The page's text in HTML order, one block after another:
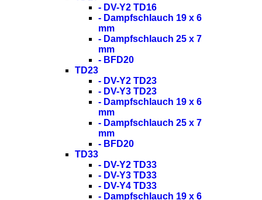
- DV-Y2 TD16
- Dampfschlauch 19 x 6
mm
- Dampfschlauch 25 x 7
mm
- BFD20
TD23
- DV-Y2 TD23
- DV-Y3 TD23
- Dampfschlauch 19 x 6
mm
- Dampfschlauch 25 x 7
mm
- BFD20
TD33
- DV-Y2 TD33
- DV-Y3 TD33
- DV-Y4 TD33
- Dampfschlauch 19 x 6